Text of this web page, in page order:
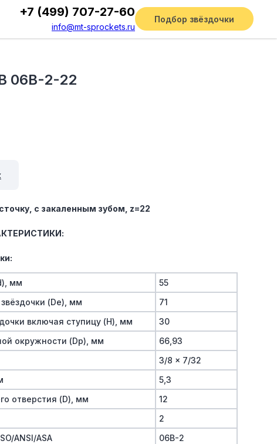
+7 (499) 707-27-60
info@mt-sprockets.ru
Подбор звёздочки
06B-2-22
c закаленным зубом, z=22
мм
55
(De), мм
71
включая ступицу (H), мм
30
окружности (Dp), мм
66,93
3/8 x 7/32
5,3
отверстия (D), мм
12
2
ANSI/ASA
06B-2